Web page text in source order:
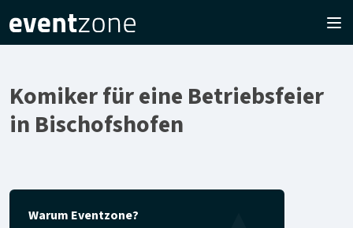
Komiker für eine Betriebsfeier
in Bischofshofen
Warum Eventzone?